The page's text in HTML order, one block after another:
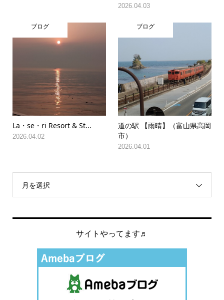
2026.04.03
ブログ
La・se・ri Resort & St...
2026.04.02
ブログ
道の駅 【雨晴】（富山県高岡
市）
2026.04.01
月を選択
サイトやってます♬